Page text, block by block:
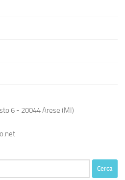
6 - 20044 Arese (MI)